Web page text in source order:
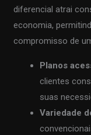
diferencial atrai
economia,
compromisso de
Planos
clientes
suas
Variedade